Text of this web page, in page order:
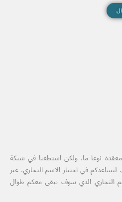
معقدة نوعا ما. ولكن استطعنا في شبكة
ليساعدكم في اختيار الاسم التجاري، عبر
التجاري الذي سوف يبقى معكم طوال